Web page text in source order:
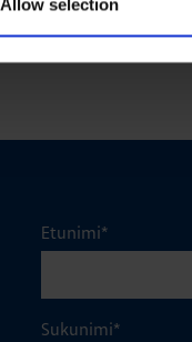
Allow selection
Etunimi*
Sukunimi*